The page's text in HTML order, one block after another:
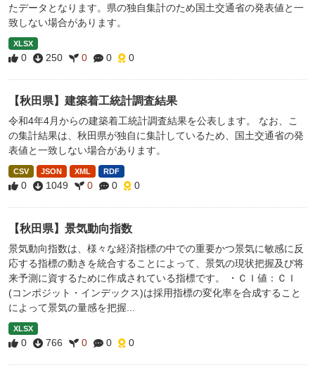
たデータとなります。県の独自集計のため国土交通省の発表値と一
致しない場合があります。
XLSX
0 250 0 0 0
【秋田県】建築着工統計調査結果
令和4年4月からの建築着工統計調査結果を公表します。 なお、こ
の集計結果は、秋田県が独自に集計しているため、国土交通省の発
表値と一致しない場合があります。
CSV JSON XML RDF
0 1049 0 0 0
【秋田県】景気動向指数
景気動向指数は、様々な経済指標の中での重要かつ景気に敏感に反
応する指標の動きを統合することによって、景気の現状把握及び将
来予測に資するために作成されている指標です。 ・ＣＩ値：ＣＩ
(コンポジット・インデックス)は採用指標の変化率を合成すること
によって景気の量感を把握...
XLSX
0 766 0 0 0